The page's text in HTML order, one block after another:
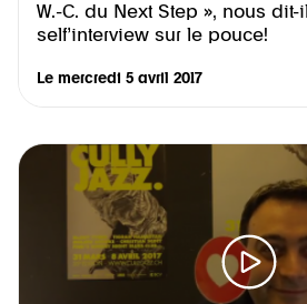
W.-C. du Next Step », nous
self’interview sur le pouce!
Le mercredi 5 avril 2017